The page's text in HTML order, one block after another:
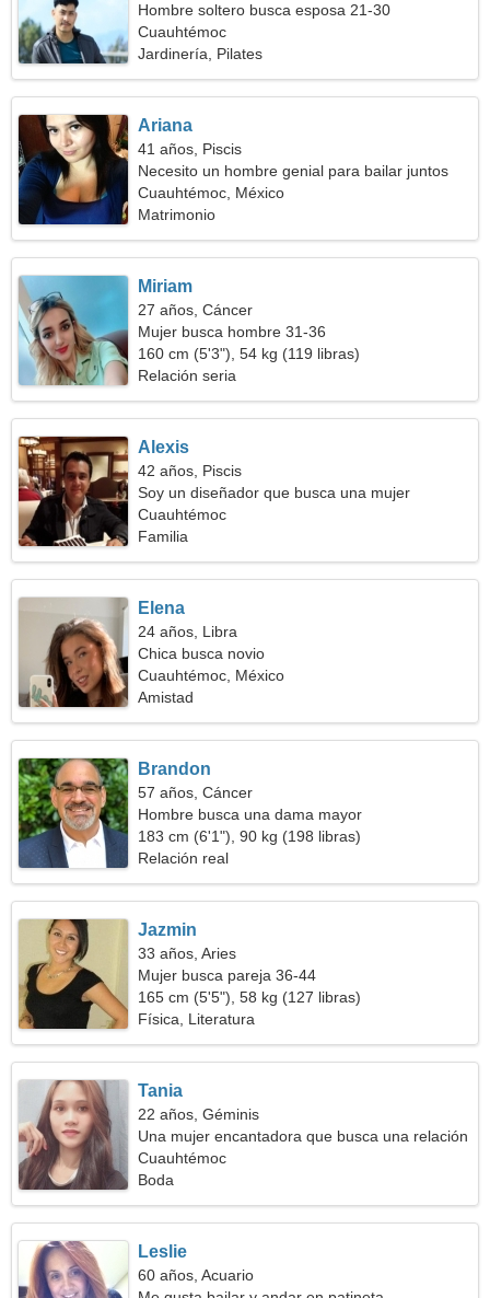
Hombre soltero busca esposa 21-30
Cuauhtémoc
Jardinería, Pilates
Ariana
41 años, Piscis
Necesito un hombre genial para bailar juntos
Cuauhtémoc, México
Matrimonio
Miriam
27 años, Cáncer
Mujer busca hombre 31-36
160 cm (5'3"), 54 kg (119 libras)
Relación seria
Alexis
42 años, Piscis
Soy un diseñador que busca una mujer
amigable
Cuauhtémoc
Familia
Elena
24 años, Libra
Chica busca novio
Cuauhtémoc, México
Amistad
Brandon
57 años, Cáncer
Hombre busca una dama mayor
183 cm (6'1"), 90 kg (198 libras)
Relación real
Jazmin
33 años, Aries
Mujer busca pareja 36-44
165 cm (5'5"), 58 kg (127 libras)
Física, Literatura
Tania
22 años, Géminis
Una mujer encantadora que busca una relación
duradera
Cuauhtémoc
Boda
Leslie
60 años, Acuario